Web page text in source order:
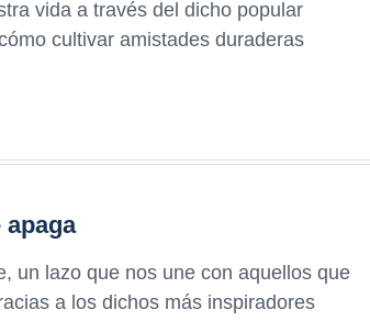
vida a través del dicho popular
cultivar amistades duraderas
apaga
un lazo que nos une con aquellos que
a los dichos más inspiradores